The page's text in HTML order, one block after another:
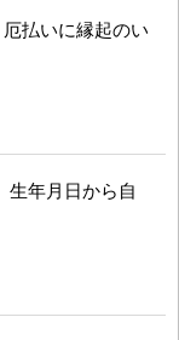
払いに縁起のい
生年月日から自